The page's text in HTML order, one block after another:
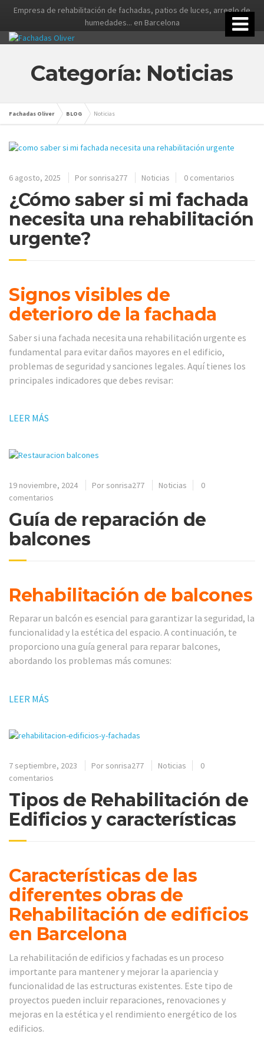
Empresa de rehabilitación de fachadas, patios de luces, arreglo de
humedades... en Barcelona
Categoría: Noticias
Fachadas Oliver BLOG Noticias
6 agosto, 2025 Por sonrisa277 Noticias 0 comentarios
¿Cómo saber si mi fachada
necesita una rehabilitación
urgente?
Signos visibles de
deterioro de la fachada
Saber si una fachada necesita una rehabilitación urgente es
fundamental para evitar daños mayores en el edificio,
problemas de seguridad y sanciones legales. Aquí tienes los
principales indicadores que debes revisar:
LEER MÁS
19 noviembre, 2024 Por sonrisa277 Noticias
0
comentarios
Guía de reparación de
balcones
Rehabilitación de balcones
Reparar un balcón es esencial para garantizar la seguridad, la
funcionalidad y la estética del espacio. A continuación, te
proporciono una guía general para reparar balcones,
abordando los problemas más comunes:
LEER MÁS
7 septiembre, 2023 Por sonrisa277 Noticias
0
comentarios
Tipos de Rehabilitación de
Edificios y características
Características de las
diferentes obras de
Rehabilitación de edificios
en Barcelona
La rehabilitación de edificios y fachadas es un proceso
importante para mantener y mejorar la apariencia y
funcionalidad de las estructuras existentes. Este tipo de
proyectos pueden incluir reparaciones, renovaciones y
mejoras en la estética y el rendimiento energético de los
edificios.